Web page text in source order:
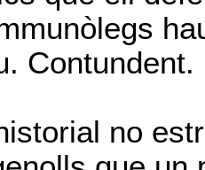
Contundent.
no